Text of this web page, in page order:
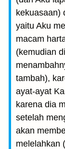
kekuasaan)
yaitu Aku
macam
(kemudian
tambah),
ayat-ayat
karena dia
setelah
akan
melelahkan